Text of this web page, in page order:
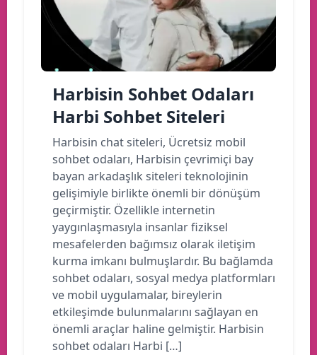
Harbisin Sohbet Odaları
Harbi Sohbet Siteleri
Harbisin chat siteleri, Ücretsiz mobil
sohbet odaları, Harbisin çevrimiçi bay
bayan arkadaşlık siteleri teknolojinin
gelişimiyle birlikte önemli bir dönüşüm
geçirmiştir. Özellikle internetin
yaygınlaşmasıyla insanlar fiziksel
mesafelerden bağımsız olarak iletişim
kurma imkanı bulmuşlardır. Bu bağlamda
sohbet odaları, sosyal medya platformları
ve mobil uygulamalar, bireylerin
etkileşimde bulunmalarını sağlayan en
önemli araçlar haline gelmiştir. Harbisin
sohbet odaları Harbi […]